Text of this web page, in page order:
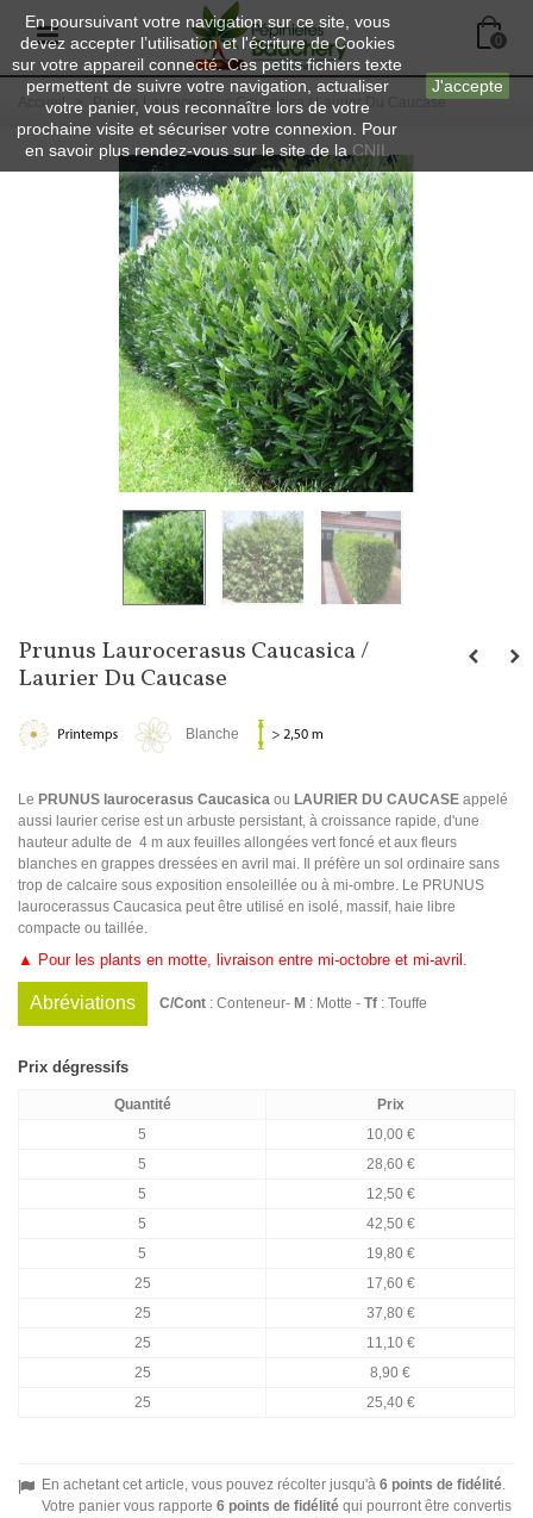
En poursuivant votre navigation sur ce site, vous
devez accepter l’utilisation et l'écriture de Cookies
sur votre appareil connecté. Ces petits fichiers texte
permettent de suivre votre navigation, actualiser
votre panier, vous reconnaître lors de votre
prochaine visite et sécuriser votre connexion. Pour
en savoir plus rendez-vous sur le site de la CNIL
J'accepte
0
Accueil > Prunus Laurocerasus Caucasica / Laurier Du Caucase
Prunus Laurocerasus Caucasica /
Laurier Du Caucase
Blanche
Le PRUNUS laurocerasus Caucasica ou LAURIER DU CAUCASE appelé
aussi laurier cerise est un arbuste persistant, à croissance rapide, d'une
hauteur adulte de 4 m aux feuilles allongées vert foncé et aux fleurs
blanches en grappes dressées en avril mai. Il préfère un sol ordinaire sans
trop de calcaire sous exposition ensoleillée ou à mi-ombre. Le PRUNUS
laurocerassus Caucasica peut être utilisé en isolé, massif, haie libre
compacte ou taillée.
▲ Pour les plants en motte, livraison entre mi-octobre et mi-avril.
Abréviations C/Cont : Conteneur- M : Motte - Tf : Touffe
Prix dégressifs
Quantité
Prix
5
10,00 €
5
28,60 €
5
12,50 €
5
42,50 €
5
19,80 €
25
17,60 €
25
37,80 €
25
11,10 €
25
8,90 €
25
25,40 €
En achetant cet article, vous pouvez récolter jusqu'à 6 points de fidélité.
Votre panier vous rapporte 6 points de fidélité qui pourront être convertis